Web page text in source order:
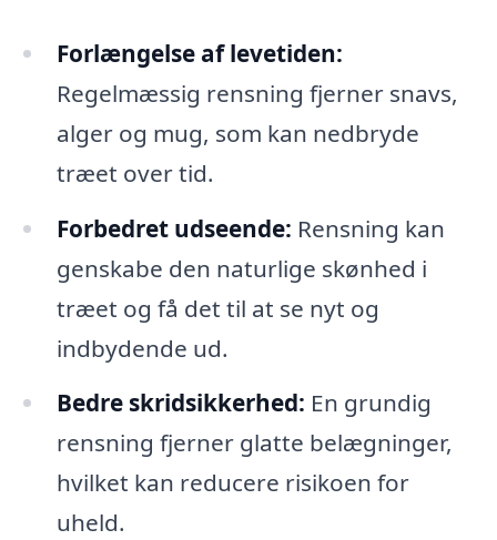
Forlængelse af levetiden:
Regelmæssig rensning fjerner snavs,
alger og mug, som kan nedbryde
træet over tid.
Forbedret udseende: Rensning kan
genskabe den naturlige skønhed i
træet og få det til at se nyt og
indbydende ud.
Bedre skridsikkerhed: En grundig
rensning fjerner glatte belægninger,
hvilket kan reducere risikoen for
uheld.